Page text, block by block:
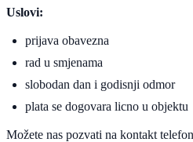
Uslovi:
prijava obavezna
rad u smjenama
slobodan dan i godisnji odmor
plata se dogovara licno u objektu
Možete nas pozvati na kontakt